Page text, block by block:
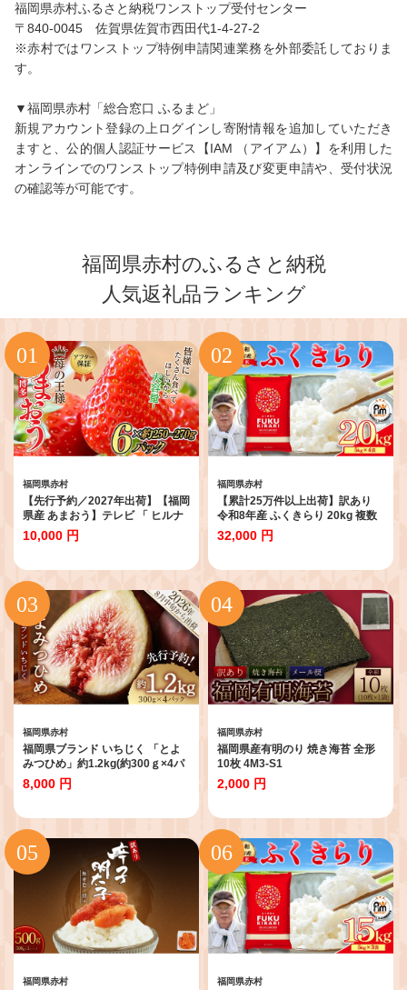
福岡県赤村ふるさと納税ワンストップ受付センター
〒840-0045 佐賀県佐賀市西田代1-4-27-2
※赤村ではワンストップ特例申請関連業務を外部委託しておりま
す。
▼福岡県赤村「総合窓口 ふるまど」
新規アカウント登録の上ログインし寄附情報を追加していただき
ますと、公的個人認証サービス【IAM （アイアム）】を利用した
オンラインでのワンストップ特例申請及び変更申請や、受付状況
の確認等が可能です。
福岡県赤村のふるさと納税
人気返礼品ランキング
福岡県赤村
【先行予約／2027年出荷】【福岡
県産 あまおう】テレビ 「 ヒルナ
ンデス 」 で紹介されました！ 訳
あり グランデ 約250-270g × 6パ
ご イチゴ 苺 博多 赤村 果物 くだ
もの フルーツ ジャム ケーキ スム
ージー にも 先行予約 数量限定 ふ
るさと ランキング 人気 おすすめ
福岡 TV紹介 送料無料 3W13
10,000 円
福岡県赤村
【累計25万件以上出荷】訳あり
令和8年産 ふくきらり 20kg 複数
原料米 福岡県 赤村 白米 精米 国産
限定 ごはん ご飯 白飯 米 20kg お
番:3X2)
32,000 円
福岡県赤村
福岡県ブランド いちじく 「とよ
みつひめ」約1.2kg(約300ｇ×4パ
ック) 3W2
8,000 円
福岡県赤村
福岡県産有明のり 焼き海苔 全形
10枚 4M3-S1
2,000 円
福岡県赤村 福岡県赤村